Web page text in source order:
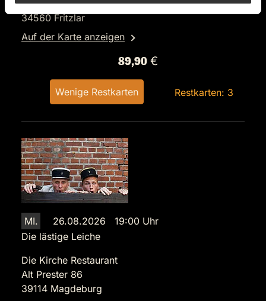
Auf der Lache 4
34560 Fritzlar
Auf der Karte anzeigen
89,90 €
Wenige Restkarten Restkarten: 3
MI.
26.08.2026 19:00 Uhr
Die lästige Leiche
Die Kirche Restaurant
Alt Prester 86
39114 Magdeburg